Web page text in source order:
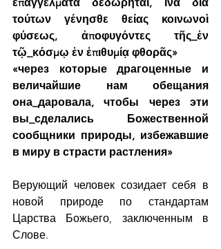
τούτων γένησθε θείας κοινωνοὶ
φύσεως, ἀποφυγόντες τῆς_ἐν
τῷ_κόσμῳ ἐν ἐπιθυμίᾳ φθορᾶς»
«через которые драгоценные и
величайшие нам обещания
она_даровала, чтобы через эти
вы_сделались Божественной
сообщники природы, избежавшие
в миру в страсти растления»
Верующий человек созидает себя в
новой природе по стандартам
Царства Божьего, заключенным в
Слове.